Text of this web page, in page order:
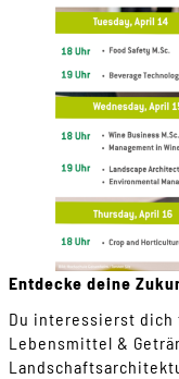
Entdecke deine
Du interessierst dich
Lebensmittel &